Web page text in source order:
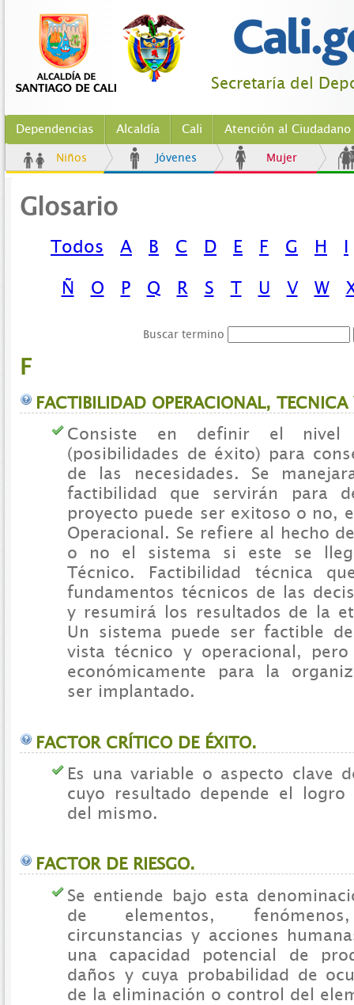
Secretaría del
Dependencias Alcaldía Cali Atención al Ciudadano
Niños Jóvenes Mujer
Glosario
Todos A B C D E F G H
I
Ñ
O P Q R S T U V W
Buscar termino
F
FACTIBILIDAD OPERACIONAL,
Consiste en definir el nivel
(posibilidades de éxito) para
de las necesidades. Se
factibilidad que servirán para
proyecto puede ser exitoso o no,
Operacional. Se refiere al hecho
o no el sistema si este se
Técnico. Factibilidad técnica
fundamentos técnicos de las
y resumirá los resultados de la
Un sistema puede ser factible
vista técnico y operacional,
económicamente para la
ser implantado.
FACTOR CRÍTICO DE ÉXITO.
Es una variable o aspecto clave
cuyo resultado depende el
del mismo.
FACTOR DE RIESGO.
Se entiende bajo esta
de elementos,
circunstancias y acciones
una capacidad potencial de
daños y cuya probabilidad de
de la eliminación o control del